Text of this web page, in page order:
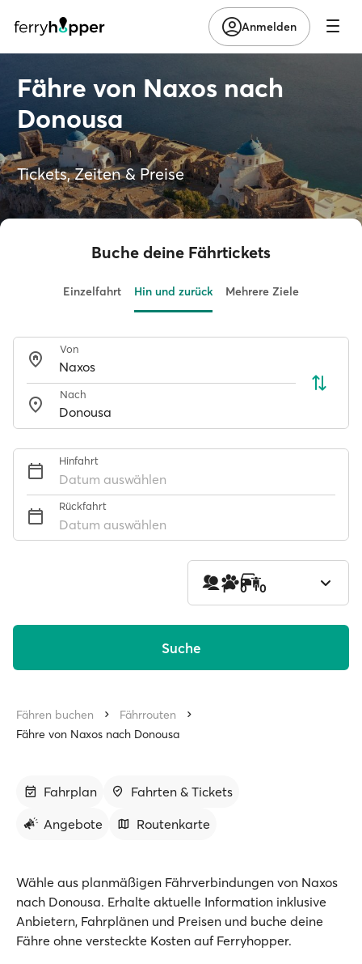
Anmelden
Fähre von Naxos nach
Donousa
Tickets, Zeiten & Preise
Buche deine Fährtickets
Einzelfahrt Hin und zurück Mehrere Ziele
Von
Nach
Hinfahrt
Datum auswählen
Rückfahrt
Datum auswählen
1 0 0
Suche
Fähren buchen
Fährrouten
Fähre von Naxos nach Donousa
Fahrplan
Fahrten & Tickets
Angebote
Routenkarte
Wähle aus planmäßigen Fährverbindungen von Naxos
nach Donousa. Erhalte aktuelle Information inklusive
Anbietern, Fahrplänen und Preisen und buche deine
Fähre ohne versteckte Kosten auf Ferryhopper.